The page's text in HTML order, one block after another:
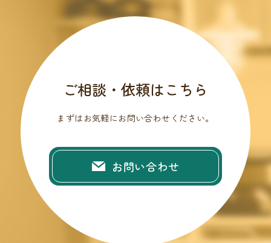
ご相談・依頼はこちら
まずはお気軽にお問い合わせください。
お問い合わせ